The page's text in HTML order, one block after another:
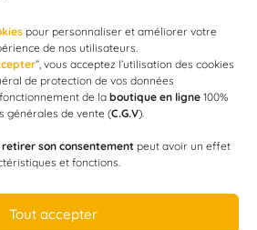
pour personnaliser et améliorer votre
de nos utilisateurs.
”, vous acceptez l’utilisation des cookies
de protection de vos données
de la boutique en ligne 100%
générales de vente (C.G.V).
retirer son consentement peut avoir un effet
et fonctions.
Tout accepter
email